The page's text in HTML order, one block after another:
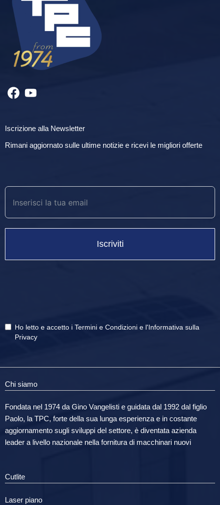
Iscrizione alla Newsletter
Rimani aggiornato sulle ultime notizie e ricevi le migliori offerte
Iscriviti
Ho letto e accetto i Termini e Condizioni e l'Informativa sulla
Privacy
Chi siamo
Fondata nel 1974 da Gino Vangelisti e guidata dal 1992 dal figlio
Paolo, la TPC, forte della sua lunga esperienza e in costante
aggiornamento sugli sviluppi del settore, è diventata azienda
leader a livello nazionale nella fornitura di macchinari nuovi
Cutlite
Laser piano